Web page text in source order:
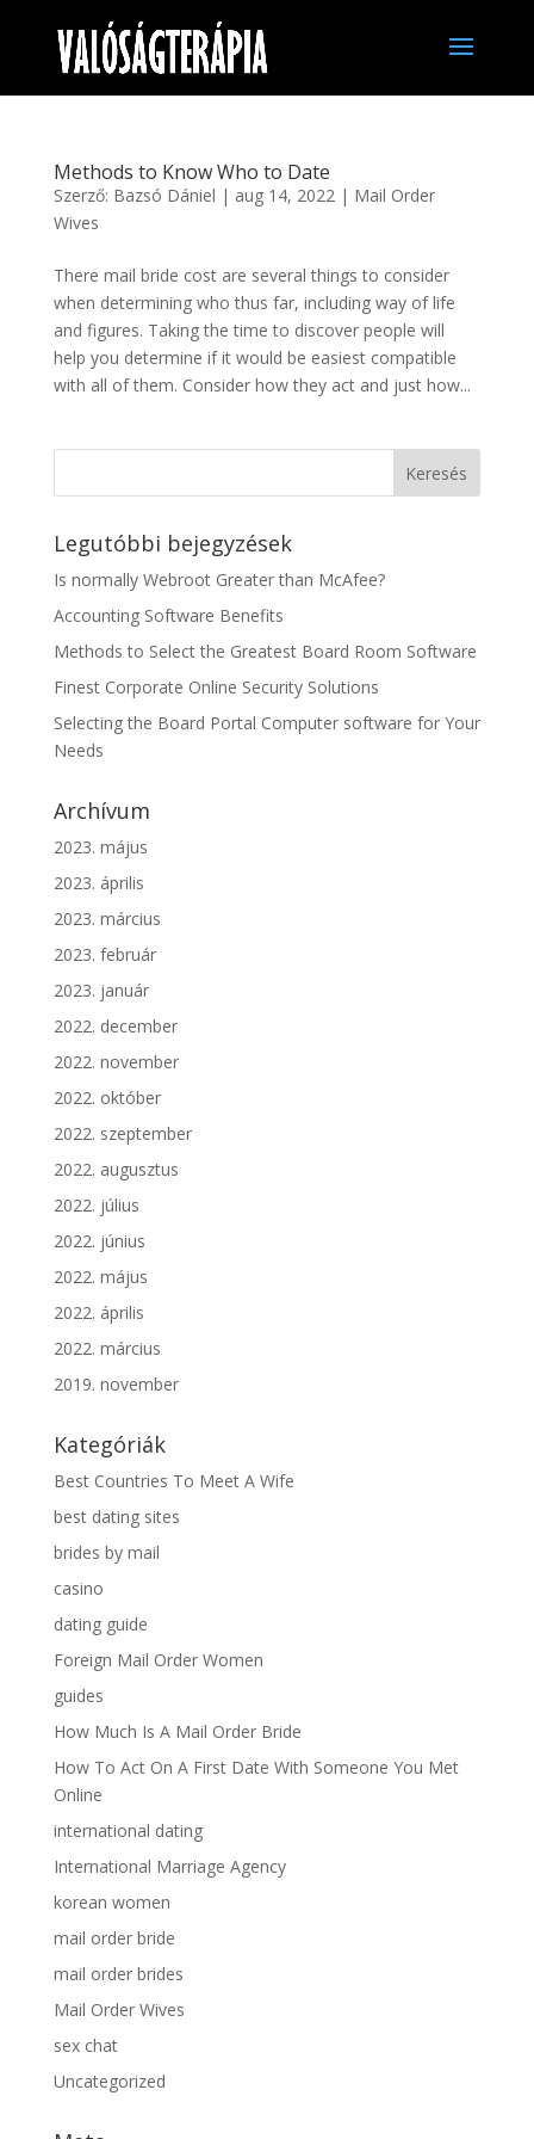
Methods to Know Who to Date
Szerző: Bazsó Dániel | aug 14, 2022| Mail Order
Wives
There mail bride cost are several things to consider
when determining who thus far, including way of life
and figures. Taking the time to discover people will
help you determine if it would be easiest compatible
with all of them. Consider how they act and just how...
Legutóbbi bejegyzések
Is normally Webroot Greater than McAfee?
Accounting Software Benefits
Methods to Select the Greatest Board Room Software
Finest Corporate Online Security Solutions
Selecting the Board Portal Computer software for Your
Needs
Archívum
2023. május
2023. április
2023. március
2023. február
2023. január
2022. december
2022. november
2022. október
2022. szeptember
2022. augusztus
2022. július
2022. június
2022. május
2022. április
2022. március
2019. november
Kategóriák
Best Countries To Meet A Wife
best dating sites
brides by mail
casino
dating guide
Foreign Mail Order Women
guides
How Much Is A Mail Order Bride
How To Act On A First Date With Someone You Met
Online
international dating
International Marriage Agency
korean women
mail order bride
mail order brides
Mail Order Wives
sex chat
Uncategorized